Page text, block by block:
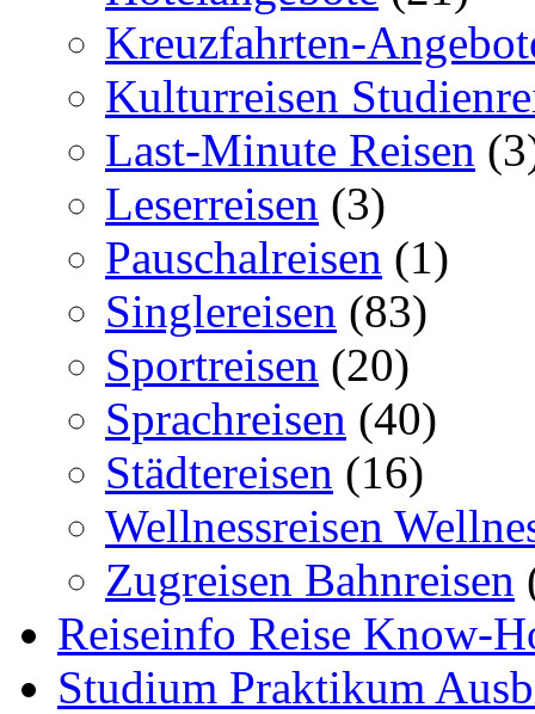
Kreuzfahrten-
Kulturreisen
Last-Minute Reisen
Leserreisen (3)
Pauschalreisen (1)
Singlereisen (83)
Sportreisen (20)
Sprachreisen (40)
Städtereisen (16)
Wellnessreisen
Zugreisen Bahnreisen
Reiseinfo Reise Know-
Studium Praktikum